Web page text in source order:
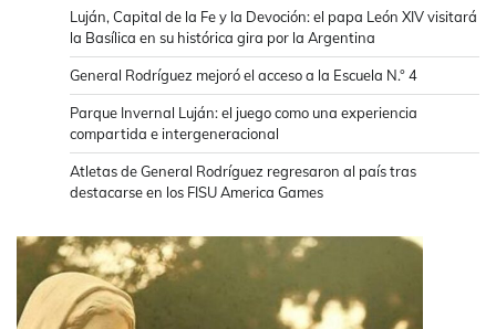
Luján, Capital de la Fe y la Devoción: el papa León XIV visitará
la Basílica en su histórica gira por la Argentina
General Rodríguez mejoró el acceso a la Escuela N.° 4
Parque Invernal Luján: el juego como una experiencia
compartida e intergeneracional
Atletas de General Rodríguez regresaron al país tras
destacarse en los FISU America Games